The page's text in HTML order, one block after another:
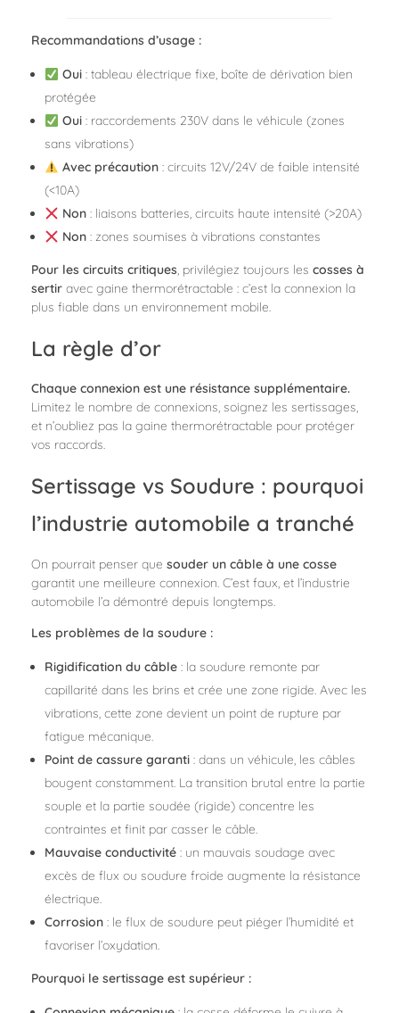
Recommandations d’usage :
Oui : tableau électrique fixe, boîte de dérivation bien
protégée
Oui : raccordements 230V dans le véhicule (zones
sans vibrations)
Avec précaution : circuits 12V/24V de faible intensité
(<10A)
Non : liaisons batteries, circuits haute intensité (>20A)
Non : zones soumises à vibrations constantes
Pour les circuits critiques, privilégiez toujours les cosses à
sertir avec gaine thermorétractable : c’est la connexion la
plus fiable dans un environnement mobile.
La règle d’or
Chaque connexion est une résistance supplémentaire.
Limitez le nombre de connexions, soignez les sertissages,
et n’oubliez pas la gaine thermorétractable pour protéger
vos raccords.
Sertissage vs Soudure : pourquoi
l’industrie automobile a tranché
On pourrait penser que souder un câble à une cosse
garantit une meilleure connexion. C’est faux, et l’industrie
automobile l’a démontré depuis longtemps.
Les problèmes de la soudure :
Rigidification du câble : la soudure remonte par
capillarité dans les brins et crée une zone rigide. Avec les
vibrations, cette zone devient un point de rupture par
fatigue mécanique.
Point de cassure garanti : dans un véhicule, les câbles
bougent constamment. La transition brutal entre la partie
souple et la partie soudée (rigide) concentre les
contraintes et finit par casser le câble.
Mauvaise conductivité : un mauvais soudage avec
excès de flux ou soudure froide augmente la résistance
électrique.
Corrosion : le flux de soudure peut piéger l’humidité et
favoriser l’oxydation.
Pourquoi le sertissage est supérieur :